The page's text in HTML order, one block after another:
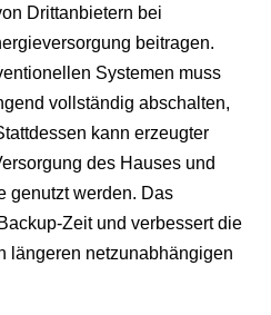
Drittanbietern bei
beitragen.
Systemen muss
vollständig abschalten,
kann erzeugter
des Hauses und
genutzt werden. Das
Zeit und verbessert die
längeren netzunabhängigen